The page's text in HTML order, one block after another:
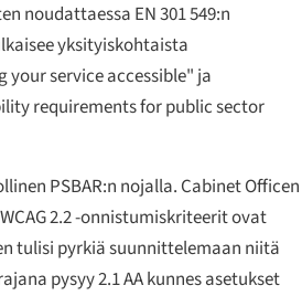
noudattaessa EN 301 549:n
yksityiskohtaista
service accessible" ja
requirements for public sector
PSBAR:n nojalla. Cabinet Officen
2.2 -onnistumiskriteerit ovat
tulisi pyrkiä suunnittelemaan niitä
pysyy 2.1 AA kunnes asetukset